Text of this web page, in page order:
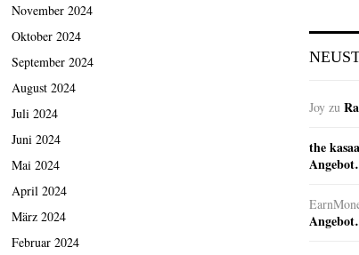
November 2024
Oktober 2024
September 2024
August 2024
Juli 2024
Juni 2024
Mai 2024
April 2024
März 2024
Februar 2024
Joy zu
the